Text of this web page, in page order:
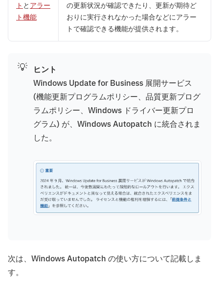
ト とアラー
ト機能
の更新状況が確認できたり、更新が期待ど
おりに実行されなかった場合などにアラー
トで確認できる機能が提供されます。
💡
ヒント
Windows Update for Business 展開サービス
(機能更新プログラムポリシー、品質更新プログ
ラムポリシー、Windows ドライバー更新プロ
グラム) が、Windows Autopatch に統合されま
した。
次は、Windows Autopatch の使い方について記載しま
す。